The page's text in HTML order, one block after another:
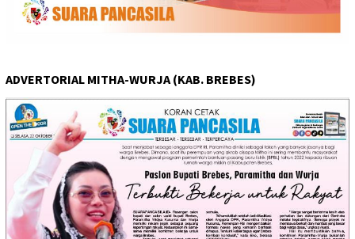
ADVERTORIAL MITHA-WURJA (KAB. BREBES)